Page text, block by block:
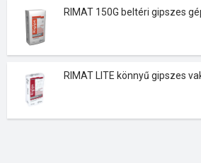
RIMAT 150G beltéri gipszes
RIMAT LITE könnyű gipszes